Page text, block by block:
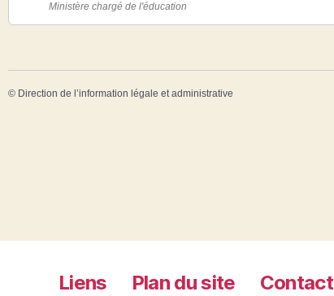
Ministère chargé de l'éducation
© Direction de l’information légale et administrative
Liens Plan du site Contact